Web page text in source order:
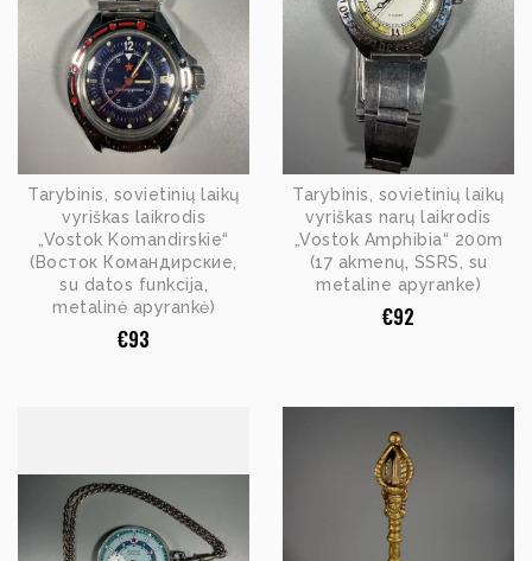
Tarybinis, sovietinių laikų
vyriškas laikrodis
„Vostok Komandirskie“
(Восток Командирские,
su datos funkcija,
metalinė apyrankė)
€93
Tarybinis, sovietinių laikų
vyriškas narų laikrodis
„Vostok Amphibia“ 200m
(17 akmenų, SSRS, su
metaline apyranke)
€92